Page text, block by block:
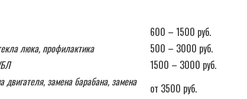
600 – 1500 руб.
люка, профилактика
500 – 3000 руб.
1500 – 3000 руб.
замена барабана, замена
от 3500 руб.